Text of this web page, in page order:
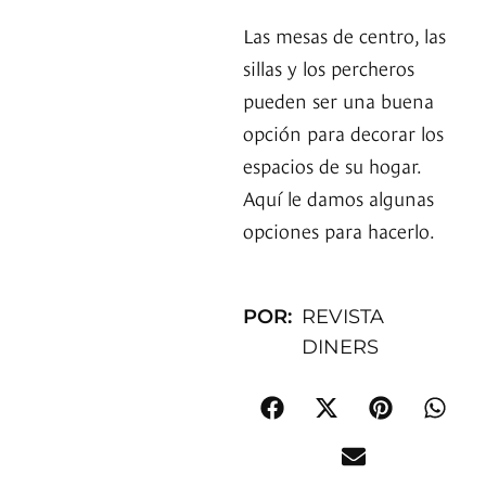
Las mesas de centro, las
sillas y los percheros
pueden ser una buena
opción para decorar los
espacios de su hogar.
Aquí le damos algunas
opciones para hacerlo.
POR: REVISTA
DINERS